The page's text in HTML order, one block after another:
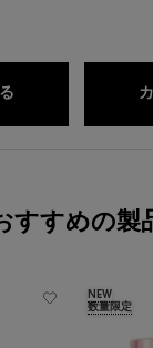
クチュール ミニ
すすめの製
NEW
数量限定